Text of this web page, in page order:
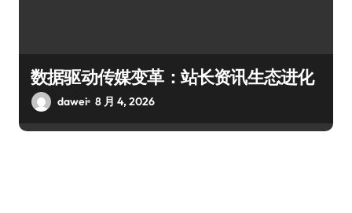
数据驱动传媒变革：站长资讯生态进化
dawei 8 月 4, 2026